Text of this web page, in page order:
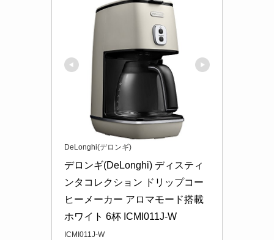
DeLonghi(デロンギ)
デロンギ(DeLonghi) ディスティ
ンタコレクション ドリップコー
ヒーメーカー アロマモード搭載
ホワイト 6杯 ICMI011J-W
ICMI011J-W